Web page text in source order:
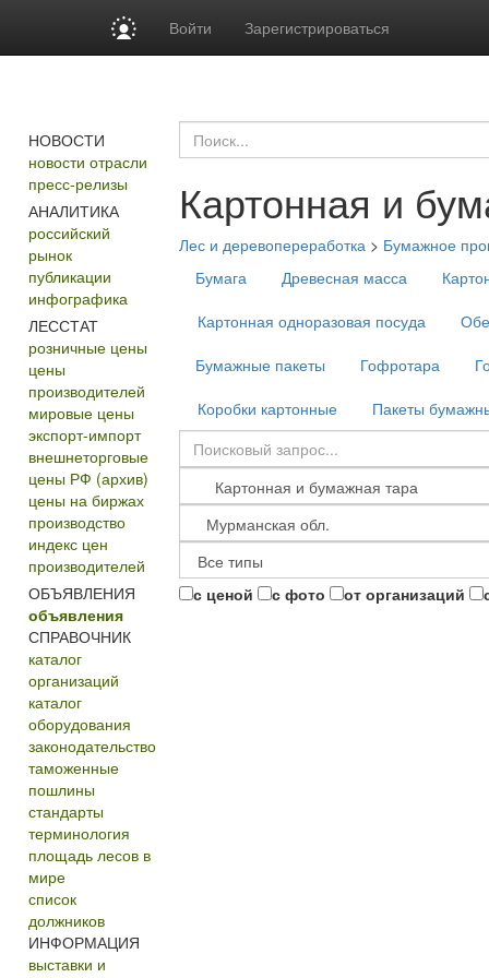
Войти Зарегистрироваться
НОВОСТИ
новости отрасли
пресс-релизы
АНАЛИТИКА
российский
рынок
публикации
инфографика
ЛЕССТАТ
розничные цены
цены
производителей
мировые цены
экспорт-импорт
внешнеторговые
цены РФ (архив)
цены на биржах
производство
индекс цен
производителей
ОБЪЯВЛЕНИЯ
объявления
СПРАВОЧНИК
каталог
организаций
каталог
оборудования
законодательство
таможенные
пошлины
стандарты
терминология
площадь лесов в
мире
список
должников
ИНФОРМАЦИЯ
выставки и
Картонная и
Лес и деревопереработка> Бумажное
Бумага
Древесная масса
Картонная одноразовая посуда
Бумажные пакеты
Гофротара
Коробки картонные
Пакеты
с ценой с фото от организаций